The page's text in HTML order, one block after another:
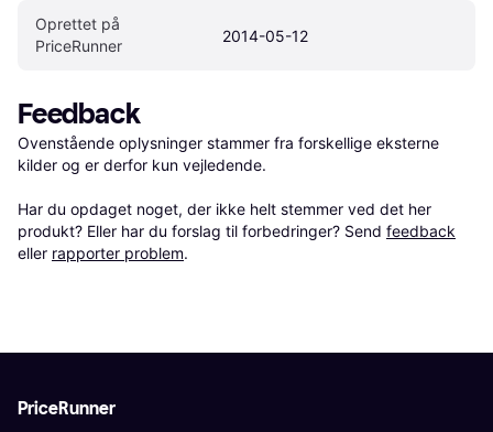
Oprettet på
PriceRunner
2014-05-12
Feedback
Ovenstående oplysninger stammer fra forskellige eksterne
kilder og er derfor kun vejledende.
Har du opdaget noget, der ikke helt stemmer ved det her
produkt? Eller har du forslag til forbedringer? Send feedback
eller rapporter problem.
PriceRunner